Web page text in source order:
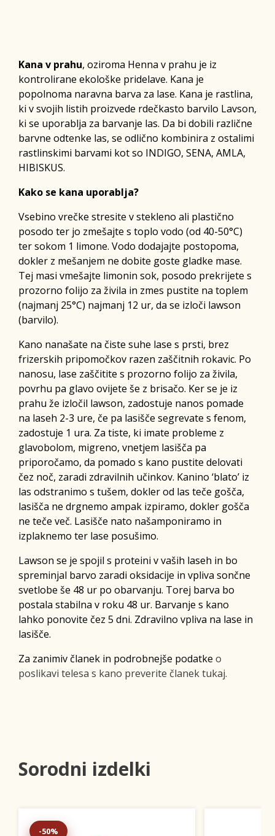
Kana v prahu, oziroma Henna v prahu je iz
kontrolirane ekološke pridelave. Kana je
popolnoma naravna barva za lase. Kana je rastlina,
ki v svojih listih proizvede rdečkasto barvilo Lavson,
ki se uporablja za barvanje las. Da bi dobili različne
barvne odtenke las, se odlično kombinira z ostalimi
rastlinskimi barvami kot so INDIGO, SENA, AMLA,
HIBISKUS.
Kako se kana uporablja?
Vsebino vrečke stresite v stekleno ali plastično
posodo ter jo zmešajte s toplo vodo (od 40-50°C)
ter sokom 1 limone. Vodo dodajajte postopoma,
dokler z mešanjem ne dobite goste gladke mase.
Tej masi vmešajte limonin sok, posodo prekrijete s
prozorno folijo za živila in zmes pustite na toplem
(najmanj 25°C) najmanj 12 ur, da se izloči lawson
(barvilo).
Kano nanašate na čiste suhe lase s prsti, brez
frizerskih pripomočkov razen zaščitnih rokavic. Po
nanosu, lase zaščitite s prozorno folijo za živila,
povrhu pa glavo ovijete še z brisačo. Ker se je iz
prahu že izločil lawson, zadostuje nanos pomade
na laseh 2-3 ure, če pa lasišče segrevate s fenom,
zadostuje 1 ura. Za tiste, ki imate probleme z
glavobolom, migreno, vnetjem lasišča pa
priporočamo, da pomado s kano pustite delovati
čez noč, zaradi zdravilnih učinkov. Kanino ‘blato’ iz
las odstranimo s tušem, dokler od las teče gošča,
lasišča ne drgnemo ampak izpiramo, dokler gošča
ne teče več. Lasišče nato našamponiramo in
izplaknemo ter lase posušimo.
Lawson se je spojil s proteini v vaših laseh in bo
spreminjal barvo zaradi oksidacije in vpliva sončne
svetlobe še 48 ur po obarvanju. Torej barva bo
postala stabilna v roku 48 ur. Barvanje s kano
lahko ponovite čez 5 dni. Zdravilno vpliva na lase in
lasišče.
Za zanimiv članek in podrobnejše podatke o
poslikavi telesa s kano preverite članek tukaj.
Sorodni izdelki
-50%